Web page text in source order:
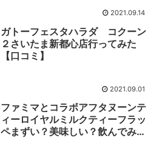
2021.09.14
ガトーフェスタハラダ コクーン
２さいたま新都心店行ってみた
【口コミ】
2021.09.01
ファミマとコラボアフタヌーンテ
ィーロイヤルミルクティーフラッ
ペまずい？美味しい？飲んでみ